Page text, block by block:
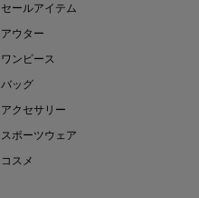
セールアイテム
アウター
ワンピース
バッグ
アクセサリー
スポーツウェア
コスメ